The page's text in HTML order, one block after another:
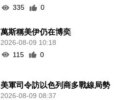
335
0
萬斯稱美伊仍在博奕
2026-08-09 10:18
115
0
美軍司令訪以色列商多戰線局勢
2026-08-09 08:37